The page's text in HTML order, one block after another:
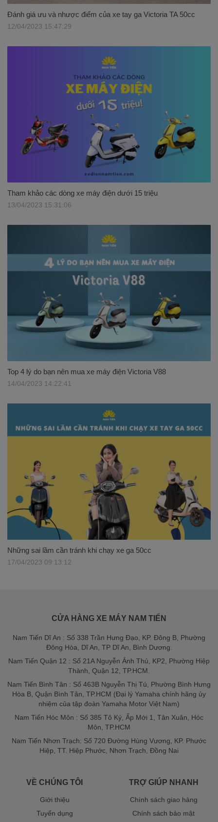
Đánh giá ưu và nhược điểm của xe tay ga Victoria TA 50cc
12/04/2023 15:47:29
Tham khảo các dòng xe máy điện dưới 15 triệu
13/04/2023 15:31:06
Top 4 lý do bạn nên mua xe máy điện Victoria V88
14/04/2023 14:22:41
Những sai lầm cần tránh khi chạy xe ga 50cc
17/04/2023 09:13:12
CỬA HÀNG XE MÁY NAM TIẾN
Nam Tiến Dĩ An : Số 338 Trần Hưng Đạo, KP. Đông B, Phường
Đông Hòa, Dĩ An, TP Dĩ An, Bình Dương.
Nam Tiến Quận 12 : Số 21A Nguyễn Ảnh Thủ, KP2, Phường Hiệp
Thành, Quận 12, TP.HCM.
Nam Tiến Bình Tân : Số 463B Nguyễn Thị Tú, Phường Bình Hưng
Hòa B, Quận Bình Tân, TP.HCM (Đại lý Yamaha chính hãng ủy
nhiệm của tập đoàn Yamaha Motor Việt Nam)
Nam Tiến Hóc Môn : Số 385 Tô Ký, Ấp Mới 1, Tân Xuân, Hóc
Môn, TP.HCM
Nam Tiến Nhơn Trạch: Số 720 Đường Hùng Vương, KP. Phước
Hiệp, TT. Hiệp Phước, Nhơn Trạch, Đồng Nai
VỀ CHÚNG TÔI
Giới thiệu
Tuyển dụng
TRỢ GIÚP NHANH
Chính sách giao hàng
Chính sách bảo mật